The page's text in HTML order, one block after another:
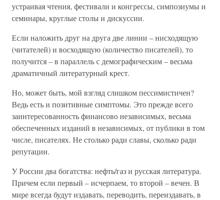
устраивая чтения, фестивали и конгрессы, симпозиумы и
семинары, круглые столы и дискуссии.
Если наложить друг на друга две линии – нисходящую
(читателей) и восходящую (количество писателей), то
получится – в параллель с демографическим – весьма
драматичный литературный крест.
Но, может быть, мой взгляд слишком пессимистичен?
Ведь есть и позитивные симптомы. Это прежде всего
заинтересованность финансово независимых, весьма
обеспеченных изданий в независимых, от публики в том
числе, писателях. Не столько ради славы, сколько ради
репутации.
У России два богатства: нефть/газ и русская литература.
Причем если первый – исчерпаем, то второй – вечен. В
мире всегда будут издавать, переводить, переиздавать, в